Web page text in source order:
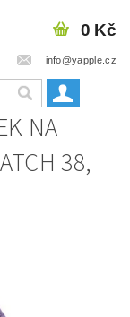
info@yapple.cz
0 Kč
NA
38,